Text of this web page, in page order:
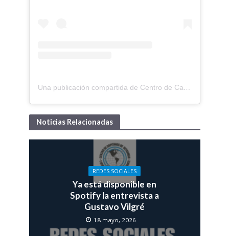
Una publicación compartida de Centro de Capitanes y Oficiales de Ultramar (@capitanesdeultramar)
Noticias Relacionadas
REDES SOCIALES
Ya está disponible en
Spotify la entrevista a
Gustavo Vilgré
18 mayo, 2026